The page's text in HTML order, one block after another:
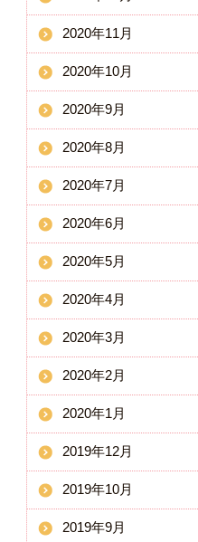
2020年11月
2020年10月
2020年9月
2020年8月
2020年7月
2020年6月
2020年5月
2020年4月
2020年3月
2020年2月
2020年1月
2019年12月
2019年10月
2019年9月